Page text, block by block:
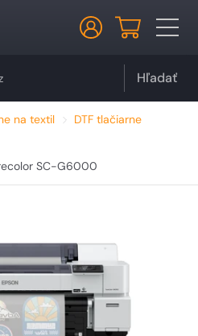
Hľadať
na textil
DTF tlačiarne
SC-G6000